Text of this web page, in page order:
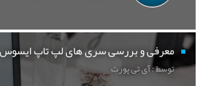
معرفی و بررسی سری های لپ تاپ ایسوس
توسط : آی تی پورت